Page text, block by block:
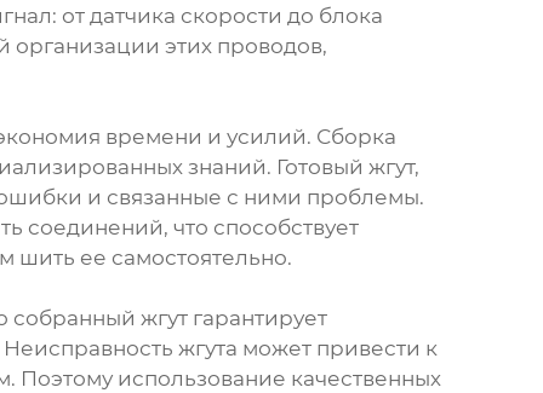
от датчика скорости до блока
организации этих проводов,
времени и усилий. Сборка
знаний. Готовый жгут,
и связанные с ними проблемы.
соединений, что способствует
шить ее самостоятельно.
жгут гарантирует
жгута может привести к
Поэтому использование качественных